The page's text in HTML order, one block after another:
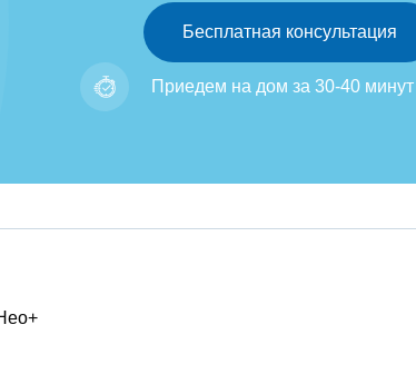
Бесплатная консультация
Приедем на дом за 30-40 минут